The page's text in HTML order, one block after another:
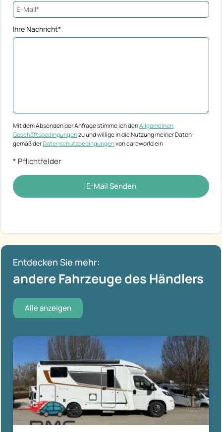
Ihre Nachricht*
Mit dem Absenden der Anfrage stimme ich denAllgemeinen
Geschäftsbedingungenzu und willige in die Nutzung meiner Daten
gemäß derDatenschutzbedingungenvon caraworld ein
* Pflichtfelder
E-Mail Senden
Entdecken Sie mehr:
andere Fahrzeuge des Händlers
Alle anzeigen